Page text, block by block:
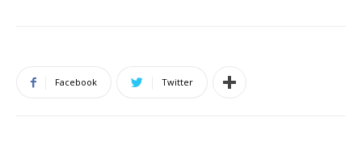
Facebook Twitter